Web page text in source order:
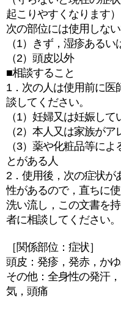
起こりやすくなります）
次の部位には使用しない
（1）きず，湿疹ある
（2）頭皮以外
■相談すること
1．次の人は使用前に医
談してください。
（1）妊婦又は妊娠し
（2）本人又は家族が
（3）薬や化粧品等に
とがある人
2．使用後，次の症状が
性があるので，直ちに
洗い流し，この文書を
者に相談してください。
［関係部位：症状］
頭皮：発疹，発赤，か
その他：全身性の発汗
気，頭痛